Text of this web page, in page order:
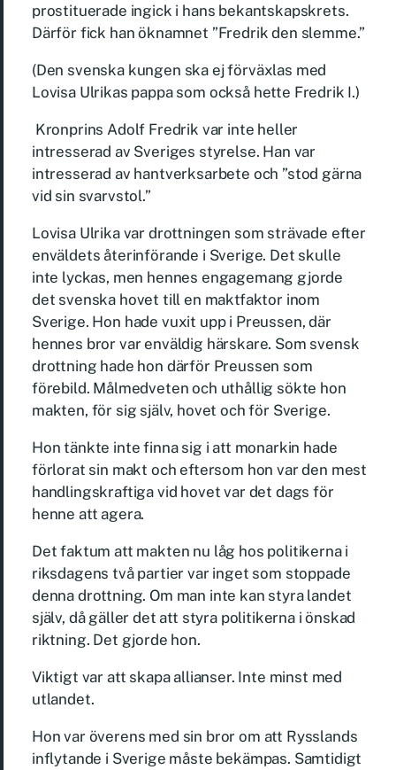
prostituerade ingick i hans bekantskapskrets.
Därför fick han öknamnet ”Fredrik den slemme.”
(Den svenska kungen ska ej förväxlas med
Lovisa Ulrikas pappa som också hette Fredrik I.)
Kronprins Adolf Fredrik var inte heller
intresserad av Sveriges styrelse. Han var
intresserad av hantverksarbete och ”stod gärna
vid sin svarvstol.”
Lovisa Ulrika var drottningen som strävade efter
enväldets återinförande i Sverige. Det skulle
inte lyckas, men hennes engagemang gjorde
det svenska hovet till en maktfaktor inom
Sverige. Hon hade vuxit upp i Preussen, där
hennes bror var enväldig härskare. Som svensk
drottning hade hon därför Preussen som
förebild. Målmedveten och uthållig sökte hon
makten, för sig själv, hovet och för Sverige.
Hon tänkte inte finna sig i att monarkin hade
förlorat sin makt och eftersom hon var den mest
handlingskraftiga vid hovet var det dags för
henne att agera.
Det faktum att makten nu låg hos politikerna i
riksdagens två partier var inget som stoppade
denna drottning. Om man inte kan styra landet
själv, då gäller det att styra politikerna i önskad
riktning. Det gjorde hon.
Viktigt var att skapa allianser. Inte minst med
utlandet.
Hon var överens med sin bror om att Rysslands
inflytande i Sverige måste bekämpas. Samtidigt